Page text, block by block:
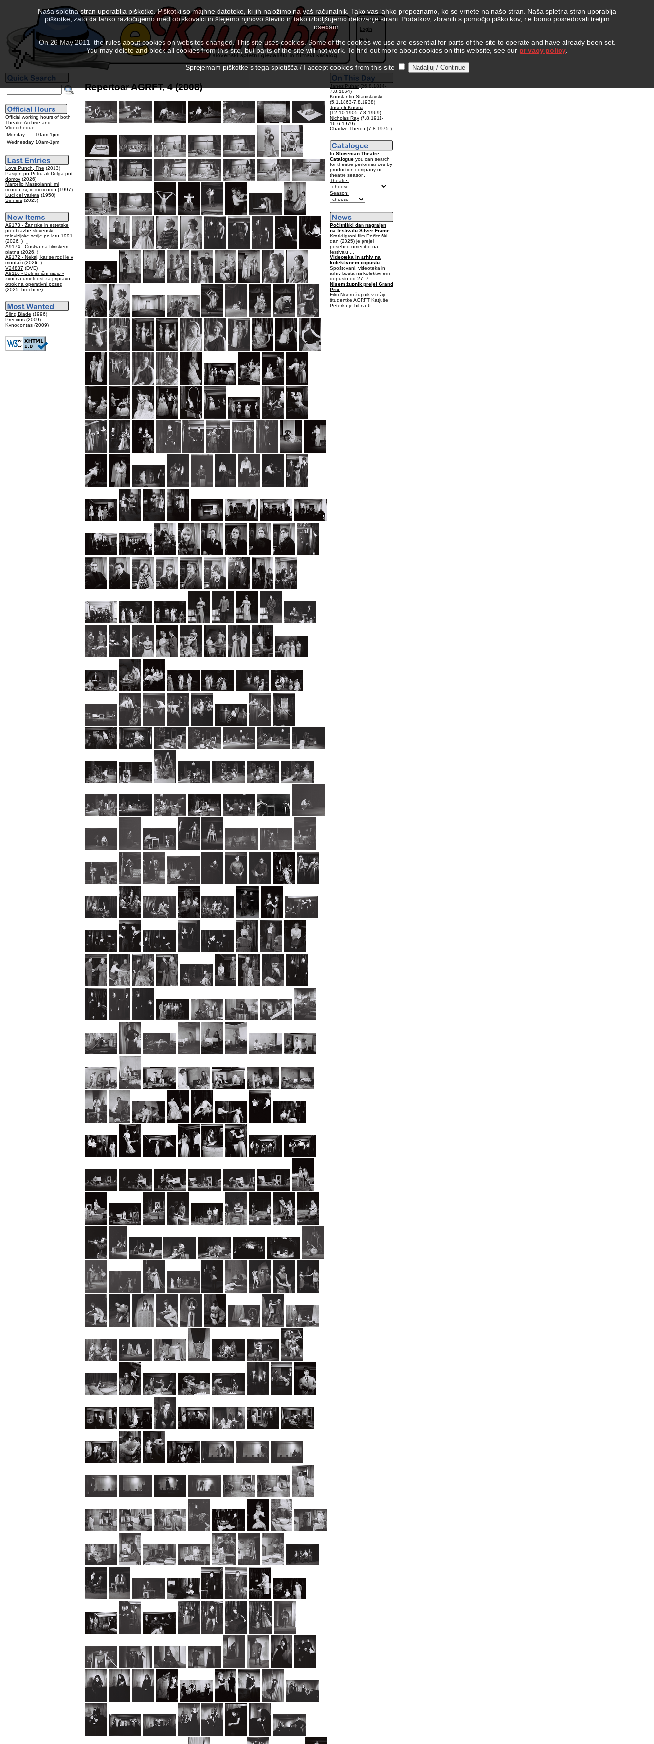
Slovenski
Login
Help
Colophon
Official working hours of both
Theatre Archive and
Videotheque:
Monday
10am-1pm
Wednesday 10am-1pm
Love Punch, The (2013)
Pasijon po Petru ali Dolga pot
domov (2026)
Marcello Mastroianni: mi
ricordo, si, io mi ricordo (1997)
Luci del varieta (1950)
Sinners (2025)
A9173 - Žanrske in estetske
preobrazbe slovenske
televizijske serije po letu 1991
(2026, )
A9174 - Čustva na filmskem
platnu (2026, )
A9172 - Nekaj, kar se rodi le v
montaži (2026, )
V24837 (DVD)
A9116 - Bolnišnični radio -
zvočna umetnost za pripravo
otrok na operativni poseg
(2025, brochure)
Sling Blade (1996)
Precious (2009)
Kynodontas (2009)
Repertoar AGRFT, 4 (2008) Janez Puhar (26.8.1814-
7.8.1864)
Konstantin Stanislavski
(5.1.1863-7.8.1938)
Joseph Kosma
(12.10.1905-7.8.1969)
Nicholas Ray (7.8.1911-
16.6.1979)
Charlize Theron (7.8.1975-)
In Slovenian Theatre
Catalogue you can search
for theatre performances by
production company or
theatre season.
Theatre:
Season:
Počitniški dan nagrajen
na festivalu Silver Frame
Kratki igrani film Počitniški
dan (2025) je prejel
posebno omembo na
festivalu ...
Videoteka in arhiv na
kolektivnem dopustu
Spoštovani, videoteka in
arhiv bosta na kolektivnem
dopustu od 27. 7. ...
Nisem župnik prejel Grand
Prix
Film Nisem župnik v režiji
študentke AGRFT Katjuše
Peterka je bil na 6. ...
Naša spletna stran uporablja piškotke. Piškotki so majhne datoteke, ki jih naložimo na vaš računalnik. Tako vas lahko prepoznamo, ko se vrnete na našo stran. Naša spletna stran uporablja
piškotke, zato da lahko razločujemo med obiskovalci in štejemo njihovo število in tako izboljšujemo delovanje strani. Podatkov, zbranih s pomočjo piškotkov, ne bomo posredovali tretjim
osebam.
On 26 May 2011, the rules about cookies on websites changed. This site uses cookies. Some of the cookies we use are essential for parts of the site to operate and have already been set.
You may delete and block all cookies from this site, but parts of the site will not work. To find out more about cookies on this website, see our privacy policy
Sprejemam piškotke s tega spletišča / I accept cookies from this site